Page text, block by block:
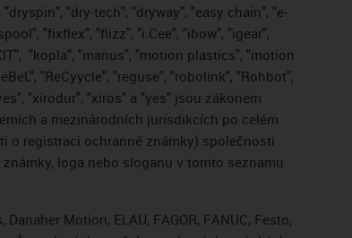
"dry-tech", "dryway", "easy chain", "e-
"fixflex", "flizz", "i.Cee", "ibow", "igear",
"kopla", "manus", "motion plastics", "motion
"ReCyycle", "reguse", "robolink", "Rohbot",
"xirodur", "xiros" a "yes" jsou zákonem
a mezinárodních jurisdikcích po celém
o registraci ochranné známky) společnosti
loga nebo sloganu v tomto seznamu
Motion, ELAU, FAGOR, FANUC, Festo,